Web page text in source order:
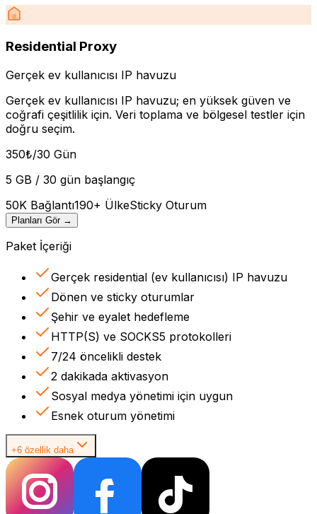
Residential Proxy
Gerçek ev kullanıcısı IP havuzu
Gerçek ev kullanıcısı IP havuzu; en yüksek güven ve
coğrafi çeşitlilik için. Veri toplama ve bölgesel testler için
doğru seçim.
350₺/30 Gün
5 GB / 30 gün başlangıç
50K Bağlantı190+ ÜlkeSticky Oturum
Planları Gör →
Paket İçeriği
Gerçek residential (ev kullanıcısı) IP havuzu
Dönen ve sticky oturumlar
Şehir ve eyalet hedefleme
HTTP(S) ve SOCKS5 protokolleri
7/24 öncelikli destek
2 dakikada aktivasyon
Sosyal medya yönetimi için uygun
Esnek oturum yönetimi
+6 özellik daha